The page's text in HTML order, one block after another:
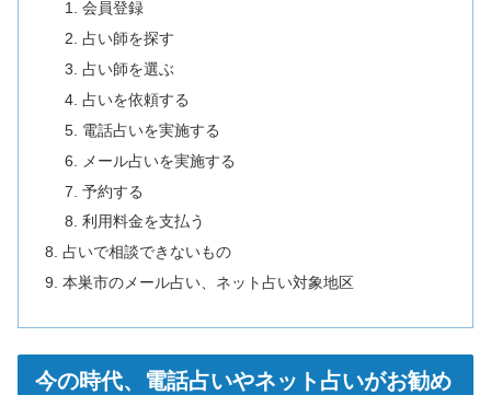
会員登録
占い師を探す
占い師を選ぶ
占いを依頼する
電話占いを実施する
メール占いを実施する
予約する
利用料金を支払う
占いで相談できないもの
本巣市のメール占い、ネット占い対象地区
今の時代、電話占いやネット占いがお勧め